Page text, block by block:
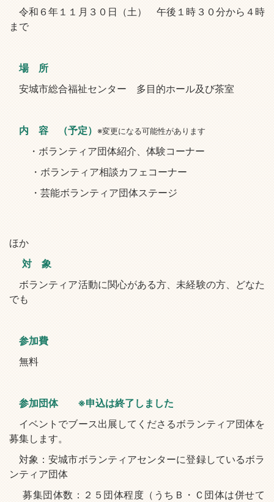
令和６年１１月３０日（土） 午後１時３０分から４時
まで
場 所
安城市総合福祉センター 多目的ホール及び茶室
内 容 （予定） ※変更になる可能性があります
・ボランティア団体紹介、体験コーナー
・ボランティア相談カフェコーナー
・芸能ボランティア団体ステージ
ほか
対 象
ボランティア活動に関心がある方、未経験の方、どなた
でも
参加費
無料
参加団体 ※申込は終了しました
イベントでブース出展してくださるボランティア団体を
募集します。
対象：安城市ボランティアセンターに登録しているボラ
ンティア団体
募集団体数：２５団体程度（うちＢ・Ｃ団体は併せて